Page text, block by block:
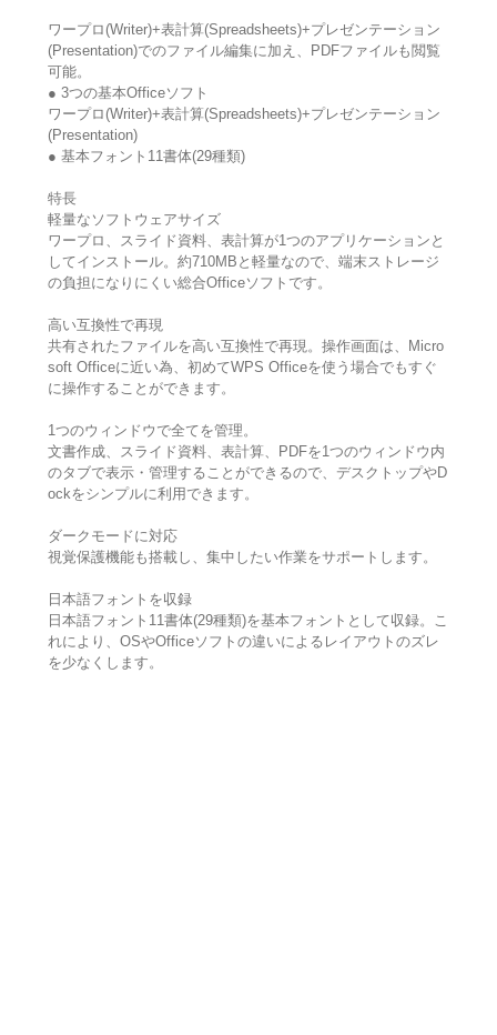
ワープロ(Writer)+表計算(Spreadsheets)+プレゼンテーション
(Presentation)でのファイル編集に加え、PDFファイルも閲覧
可能。
● 3つの基本Officeソフト
ワープロ(Writer)+表計算(Spreadsheets)+プレゼンテーション
(Presentation)
● 基本フォント11書体(29種類)
特長
軽量なソフトウェアサイズ
ワープロ、スライド資料、表計算が1つのアプリケーションと
してインストール。約710MBと軽量なので、端末ストレージ
の負担になりにくい総合Officeソフトです。
高い互換性で再現
共有されたファイルを高い互換性で再現。操作画面は、Micro
soft Officeに近い為、初めてWPS Officeを使う場合でもすぐ
に操作することができます。
1つのウィンドウで全てを管理。
文書作成、スライド資料、表計算、PDFを1つのウィンドウ内
のタブで表示・管理することができるので、デスクトップやD
ockをシンプルに利用できます。
ダークモードに対応
視覚保護機能も搭載し、集中したい作業をサポートします。
日本語フォントを収録
日本語フォント11書体(29種類)を基本フォントとして収録。こ
れにより、OSやOfficeソフトの違いによるレイアウトのズレ
を少なくします。